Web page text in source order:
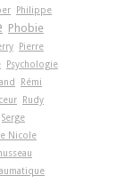
Philippe
Phobie
Pierre
Psychologie
Rémi
Rudy
Serge
Nicole